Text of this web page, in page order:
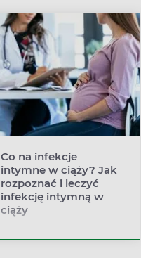
Co na infekcje
intymne w ciąży? Jak
rozpoznać i leczyć
infekcję intymną w
ciąży
infekcji intymnej w ciąży